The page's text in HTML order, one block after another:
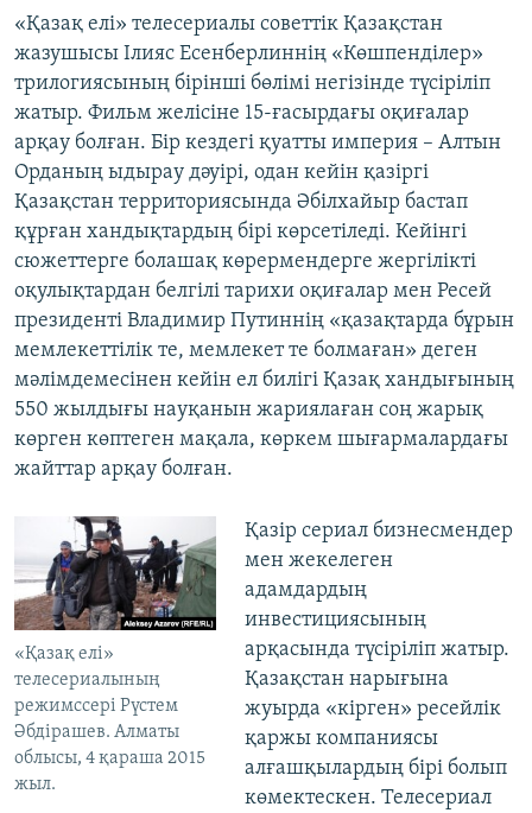
«Қазақ елі» телесериалы советтік Қазақстан
жазушысы Ілияс Есенберлиннің «Көшпенділер»
трилогиясының бірінші бөлімі негізінде түсіріліп
жатыр. Фильм желісіне 15-ғасырдағы оқиғалар
арқау болған. Бір кездегі қуатты империя – Алтын
Орданың ыдырау дәуірі, одан кейін қазіргі
Қазақстан территориясында Әбілхайыр бастап
құрған хандықтардың бірі көрсетіледі. Кейінгі
сюжеттерге болашақ көрермендерге жергілікті
оқулықтардан белгілі тарихи оқиғалар мен Ресей
президенті Владимир Путиннің «қазақтарда бұрын
мемлекеттілік те, мемлекет те болмаған» деген
мәлімдемесінен кейін ел билігі Қазақ хандығының
550 жылдығы науқанын жариялаған соң жарық
көрген көптеген мақала, көркем шығармалардағы
жайттар арқау болған.
«Қазақ елі»
телесериалының
режимссері Рүстем
Әбдірашев. Алматы
облысы, 4 қараша 2015
жыл.
Қазір сериал бизнесмендер
мен жекелеген
адамдардың
инвестициясының
арқасында түсіріліп жатыр.
Қазақстан нарығына
жуырда «кірген» ресейлік
қаржы компаниясы
алғашқылардың бірі болып
көмектескен. Телесериал